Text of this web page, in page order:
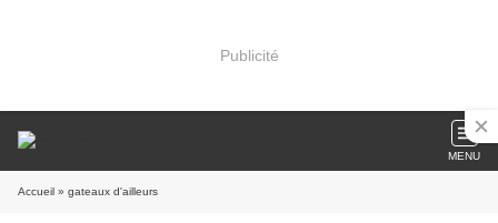
Publicité
MENU
Accueil » gateaux d'ailleurs